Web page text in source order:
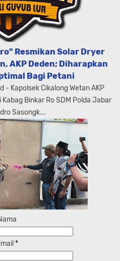
Resmikan Solar Dryer
AKP Deden; Diharapkan
Bagi Petani
- Kapolsek Cikalong Wetan AKP
Binkar Ro SDM Polda Jabar
Sasongk...
*